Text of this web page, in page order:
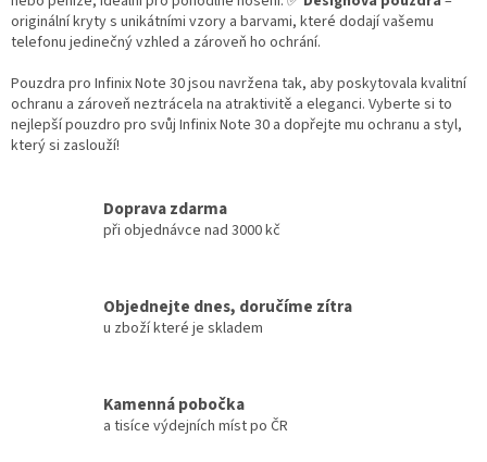
originální kryty s unikátními vzory a barvami, které dodají vašemu
telefonu jedinečný vzhled a zároveň ho ochrání.
Pouzdra pro Infinix Note 30 jsou navržena tak, aby poskytovala kvalitní
ochranu a zároveň neztrácela na atraktivitě a eleganci. Vyberte si to
nejlepší pouzdro pro svůj Infinix Note 30 a dopřejte mu ochranu a styl,
který si zaslouží!
Doprava zdarma
při objednávce nad 3000 kč
Objednejte dnes, doručíme zítra
u zboží které je skladem
Kamenná pobočka
a tisíce výdejních míst po ČR